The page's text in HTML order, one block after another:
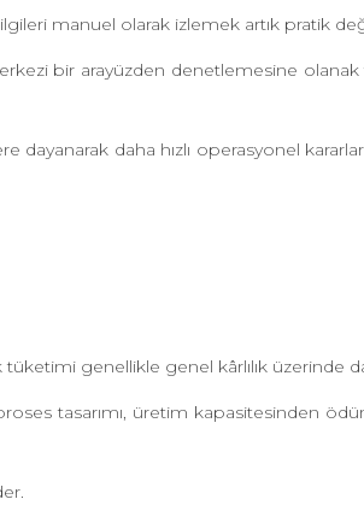
manuel olarak izlemek artık pratik
bir arayüzden denetlemesine olanak
daha hızlı operasyonel
genellikle genel kârlılık üzerinde
tasarımı, üretim kapasitesinden